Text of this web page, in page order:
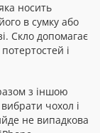
носить
в сумку або
Скло допомагає
і
з іншою
чохол і
не випадкова